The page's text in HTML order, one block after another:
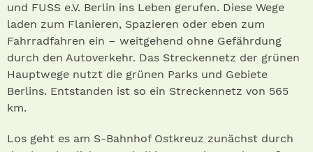
und FUSS e.V. Berlin ins Leben gerufen. Diese Wege
laden zum Flanieren, Spazieren oder eben zum
Fahrradfahren ein – weitgehend ohne Gefährdung
durch den Autoverkehr. Das Streckennetz der grünen
Hauptwege nutzt die grünen Parks und Gebiete
Berlins. Entstanden ist so ein Streckennetz von 565
km.
Los geht es am S-Bahnhof Ostkreuz zunächst durch